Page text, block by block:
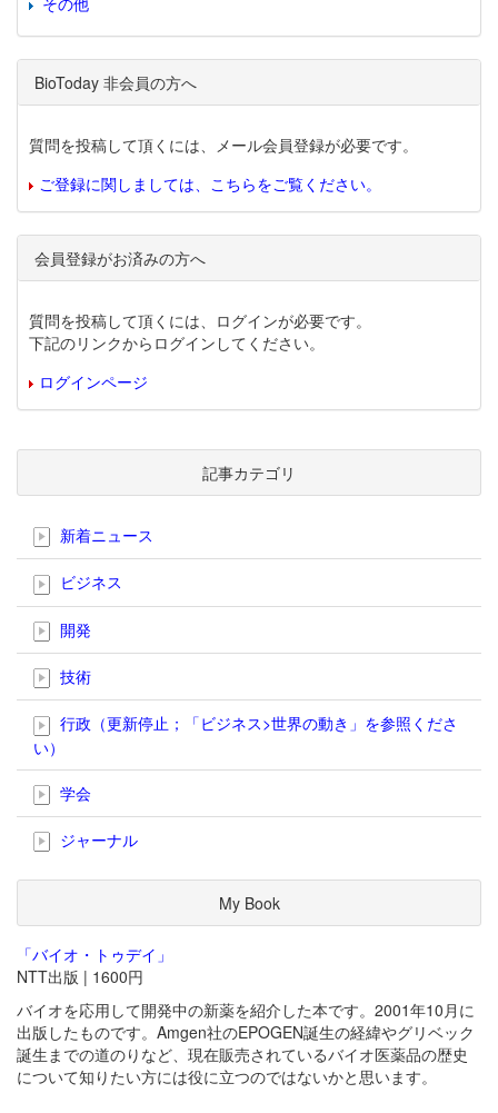
BioToday 非会員の方へ
質問を投稿して頂くには、メール会員登録が必要です。
ご登録に関しましては、こちらをご覧ください。
会員登録がお済みの方へ
質問を投稿して頂くには、ログインが必要です。
下記のリンクからログインしてください。
ログインページ
記事カテゴリ
新着ニュース
ビジネス
開発
技術
行政（更新停止；「ビジネス>世界の動き」を参照くださ
い）
学会
ジャーナル
My Book
「バイオ・トゥデイ」
NTT出版 | 1600円
バイオを応用して開発中の新薬を紹介した本です。2001年10月に
出版したものです。Amgen社のEPOGEN誕生の経緯やグリベック
誕生までの道のりなど、現在販売されているバイオ医薬品の歴史
について知りたい方には役に立つのではないかと思います。